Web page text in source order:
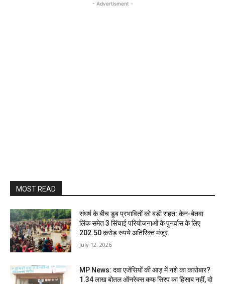
- Advertisment -
MOST READ
संघर्ष के बीच डूब प्रभावितों को बड़ी राहत: केन-बेतवा
लिंक समेत 3 सिंचाई परियोजनाओं के पुनर्वास के लिए
202.50 करोड़ रुपये अतिरिक्त मंजूर
July 12, 2026
MP News: दवा एजेंसियों की आड़ में नशे का कारोबार?
1.34 लाख बोतल ऑनरेक्स कफ सिरप का हिसाब नहीं, दो